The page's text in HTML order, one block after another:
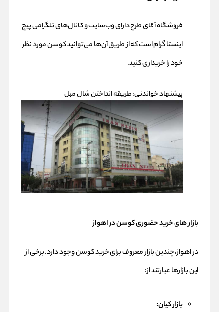
فروشگاه آقای طرح دارای وب‌سایت و کانال‌های تلگرامی پیج
اینستا گرام است که از طریق آن‌ها می‌توانید کوسن مورد نظر
خود را خریداری کنید.
پیشنهاد خواندنی:طریقه انداختن شال مبل
بازار های خرید حضوری کوسن در اهواز
در اهواز، چندین بازار معروف برای خرید کوسن وجود دارد. برخی از
این بازارها عبارتند از:
بازار کیان: